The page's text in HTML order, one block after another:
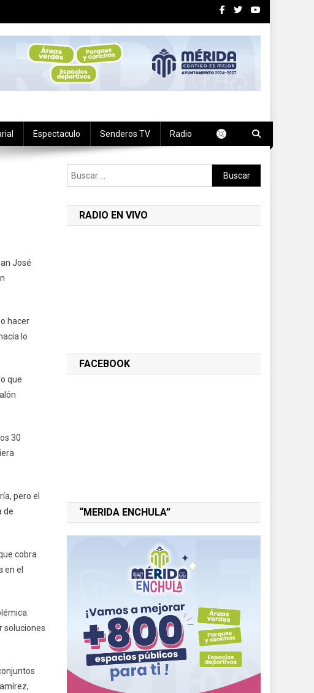
Espectaculo Senderos TV Radio
José
hacer
lo
que
30
pero el
de
cobra
en el
soluciones
Buscar:
RADIO EN VIVO
FACEBOOK
“MERIDA ENCHULA”